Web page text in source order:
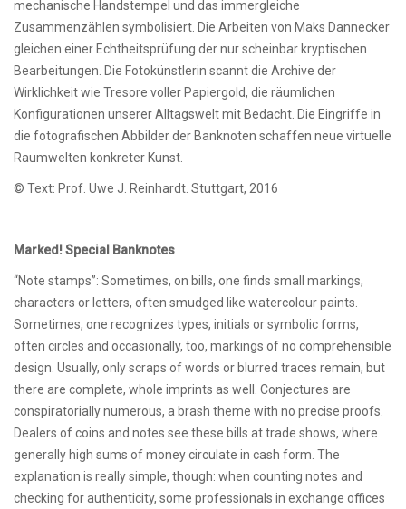
mechanische Handstempel und das immergleiche
Zusammenzählen symbolisiert. Die Arbeiten von Maks Dannecker
gleichen einer Echtheitsprüfung der nur scheinbar kryptischen
Bearbeitungen. Die Fotokünstlerin scannt die Archive der
Wirklichkeit wie Tresore voller Papiergold, die räumlichen
Konfigurationen unserer Alltagswelt mit Bedacht. Die Eingriffe in
die fotografischen Abbilder der Banknoten schaffen neue virtuelle
Raumwelten konkreter Kunst.
© Text: Prof. Uwe J. Reinhardt. Stuttgart, 2016
Marked! Special Banknotes
“Note stamps”: Sometimes, on bills, one finds small markings,
characters or letters, often smudged like watercolour paints.
Sometimes, one recognizes types, initials or symbolic forms,
often circles and occasionally, too, markings of no comprehensible
design. Usually, only scraps of words or blurred traces remain, but
there are complete, whole imprints as well. Conjectures are
conspiratorially numerous, a brash theme with no precise proofs.
Dealers of coins and notes see these bills at trade shows, where
generally high sums of money circulate in cash form. The
explanation is really simple, though: when counting notes and
checking for authenticity, some professionals in exchange offices